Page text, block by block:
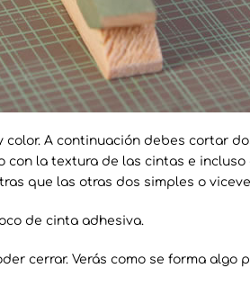
color. A continuación debes cortar
la textura de las cintas e incluso
que las otras dos simples o
de cinta adhesiva.
cerrar. Verás como se forma algo